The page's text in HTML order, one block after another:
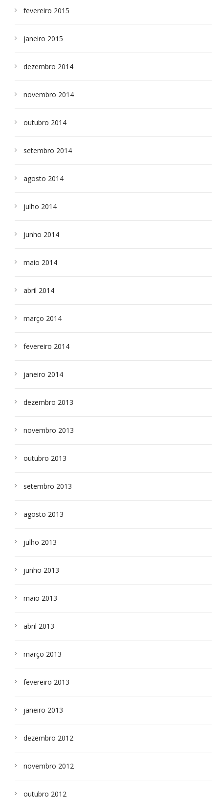
fevereiro 2015
janeiro 2015
dezembro 2014
novembro 2014
outubro 2014
setembro 2014
agosto 2014
julho 2014
junho 2014
maio 2014
abril 2014
março 2014
fevereiro 2014
janeiro 2014
dezembro 2013
novembro 2013
outubro 2013
setembro 2013
agosto 2013
julho 2013
junho 2013
maio 2013
abril 2013
março 2013
fevereiro 2013
janeiro 2013
dezembro 2012
novembro 2012
outubro 2012